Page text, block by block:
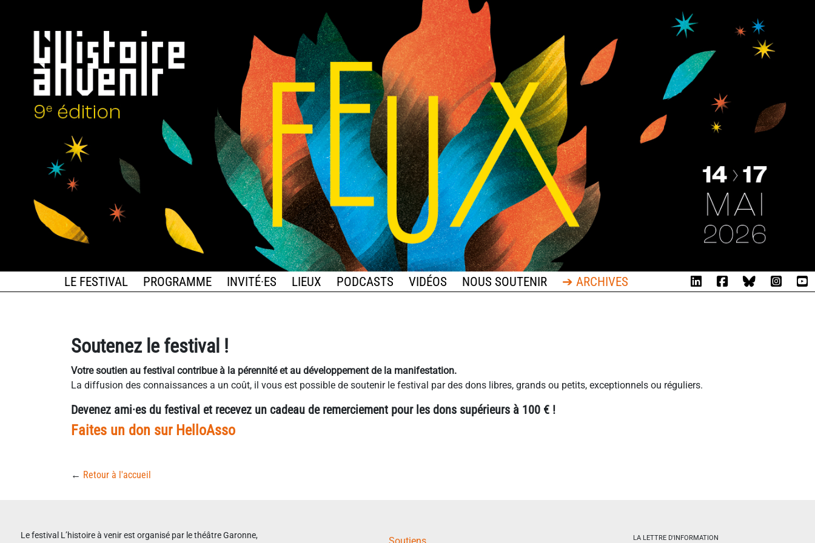
LE FESTIVAL PROGRAMME INVITÉ·ES LIEUX PODCASTS VIDÉOS NOUS SOUTENIR ➔ ARCHIVES
Soutenez le festival !
Votre soutien au festival contribue à la pérennité et au développement de la manifestation.
La diffusion des connaissances a un coût, il vous est possible de soutenir le festival par des dons libres, grands ou petits, exceptionnels ou réguliers.
Devenez ami·es du festival et recevez un cadeau de remerciement pour les dons supérieurs à 100 € !
Faites un don sur HelloAsso
← Retour à l'accueil
Le festival L’histoire à venir est organisé par le théâtre Garonne, LA LETTRE D'INFORMATION